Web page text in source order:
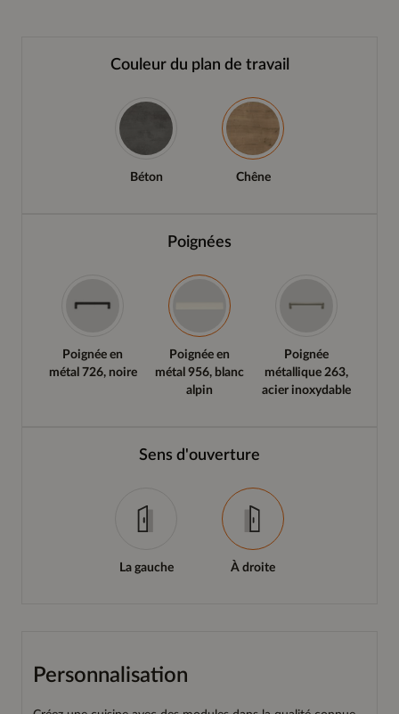
Couleur du plan de travail
Béton Chêne
Poignées
Poignée en
métal 726, noire
Poignée en
métal 956, blanc
alpin
Poignée
métallique 263,
acier inoxydable
Sens d'ouverture
La gauche À droite
Personnalisation